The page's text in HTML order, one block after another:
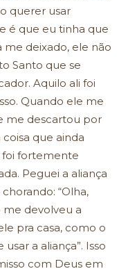
querer usar
é que eu tinha que
me deixado, ele não
Santo que se
Aquilo ali foi
Quando ele me
me descartou por
que ainda
foi fortemente
Peguei a aliança
“Olha,
me devolveu a
pra casa, como o
a aliança”. Isso
com Deus em